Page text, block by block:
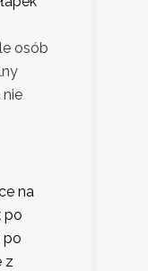
osób
nie
na
po
po
z